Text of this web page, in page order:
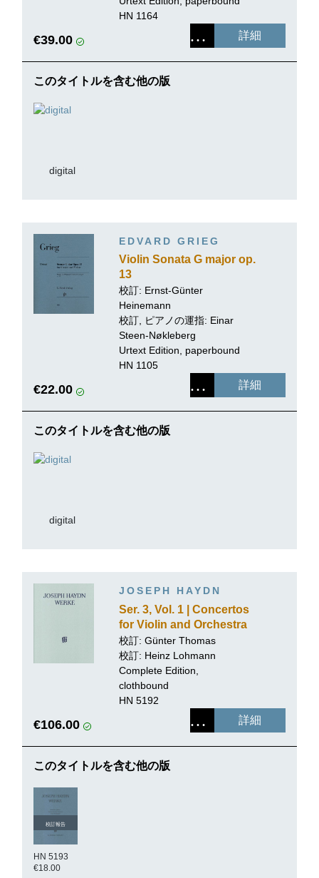
HN 1164
€39.00 詳細
このタイトルを含む他の版
digital
EDVARD GRIEG
Violin Sonata G major op.
13
校訂: Ernst-Günter
Heinemann
校訂, ピアノの運指: Einar
Steen-Nøkleberg
Urtext Edition, paperbound
HN 1105
€22.00 詳細
このタイトルを含む他の版
digital
JOSEPH HAYDN
Ser. 3, Vol. 1 | Concertos
for Violin and Orchestra
校訂: Günter Thomas
校訂: Heinz Lohmann
Complete Edition,
clothbound
HN 5192
€106.00 詳細
このタイトルを含む他の版
校訂報告
HN 5193
€18.00